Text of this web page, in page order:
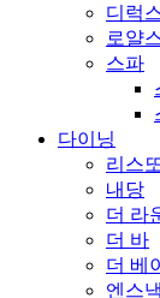
디럭
로얄
스파
다이닝
리스
내당
더 라
더 바
더 베
엔스낵